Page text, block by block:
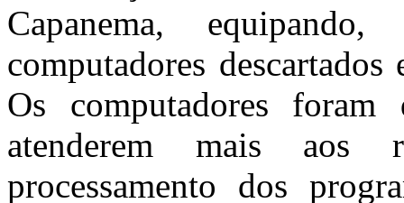
Capanema,
computadores
Os computadores
atenderem mais aos
processamento dos